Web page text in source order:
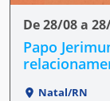
De 28/08 a
Papo
Natal/RN